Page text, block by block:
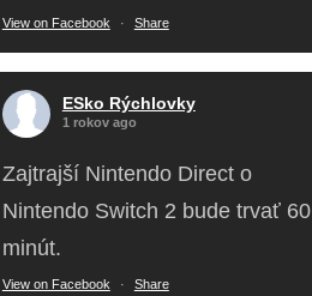
View on Facebook · Share
ESko Rýchlovky
1 rokov ago
Zajtrajší Nintendo Direct o
Nintendo Switch 2 bude trvať 60
minút.
View on Facebook · Share